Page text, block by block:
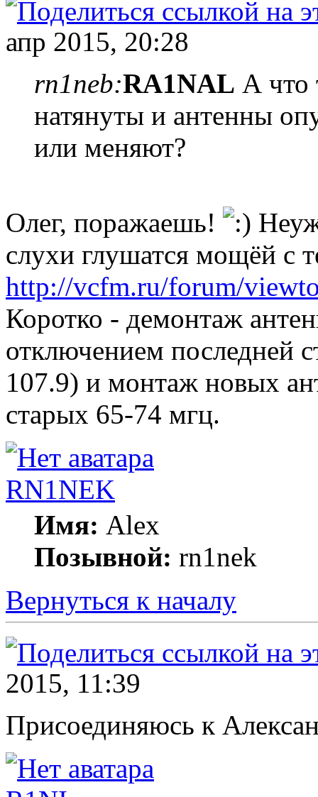
апр 2015, 20:28
rn1neb:RA1NAL А что
натянуты и антенны
или меняют?
Олег, поражаешь!
слухи глушатся мощёй с
http://vcfm.ru/forum/
Коротко - демонтаж
отключением последней
107.9) и монтаж новых
старых 65-74 мгц.
RN1NEK
Имя: Alex
Позывной: rn1nek
Вернуться к началу
2015, 11:39
Присоединяюсь к